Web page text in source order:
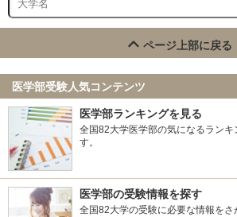
ページ上部に戻る
医学部受験人気コンテンツ
医学部ランキングを見る
全国82大学医学部の気になるランキ
す。
医学部の受験情報を探す
全国82大学の受験に必要な情報をさ